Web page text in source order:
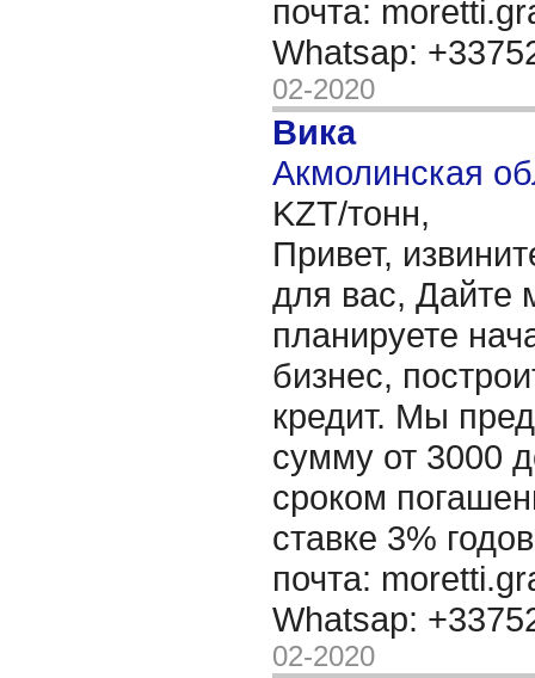
почта:
Whatsap:
02-2020
Вика
Акмолинская
KZT/тонн,
Привет,
для вас, Дайте
планируете
бизнес,
кредит. Мы
сумму от 3000
сроком
ставке 3%
почта:
Whatsap:
02-2020